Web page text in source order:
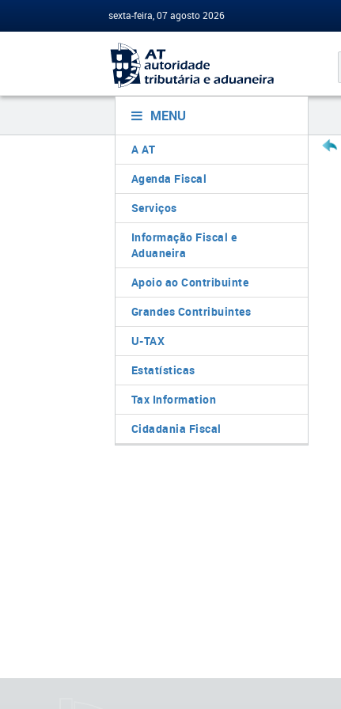
sexta-feira, 07 agosto 2026
MENU
A AT
Agenda Fiscal
Serviços
Informação Fiscal e
Aduaneira
Apoio ao Contribuinte
Grandes Contribuintes
U-TAX
Estatísticas
Tax Information
Cidadania Fiscal